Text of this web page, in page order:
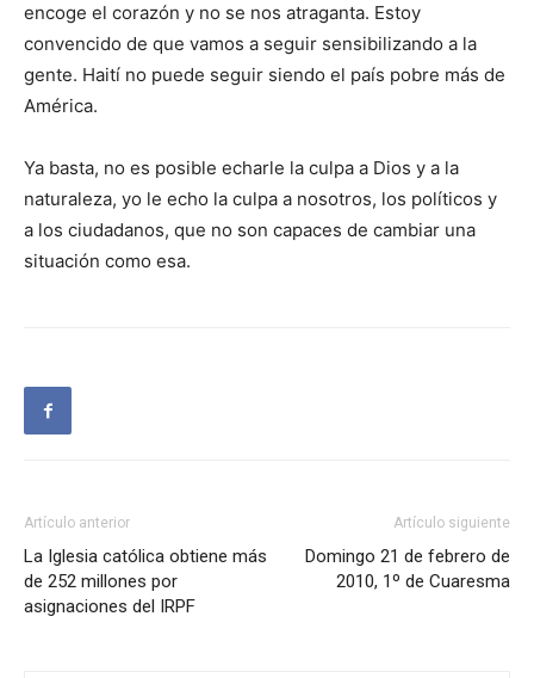
encoge el corazón y no se nos atraganta. Estoy
convencido de que vamos a seguir sensibilizando a la
gente. Haití no puede seguir siendo el país pobre más de
América.
Ya basta, no es posible echarle la culpa a Dios y a la
naturaleza, yo le echo la culpa a nosotros, los políticos y
a los ciudadanos, que no son capaces de cambiar una
situación como esa.
Artículo anterior
La Iglesia católica obtiene más
de 252 millones por
asignaciones del IRPF
Artículo siguiente
Domingo 21 de febrero de
2010, 1º de Cuaresma